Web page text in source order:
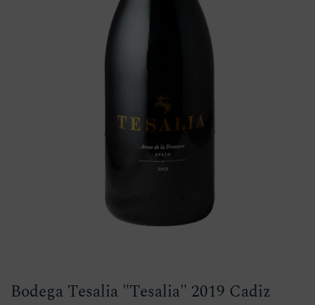
Bodega Tesalia "Tesalia" 2019 Cadiz